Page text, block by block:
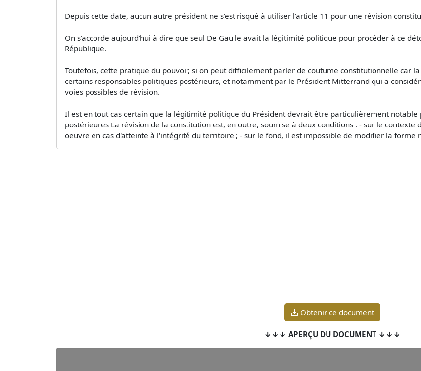
Depuis cette date, aucun autre président ne s'est risqué à utiliser l'article 11 pour une révision
On s'accorde aujourd'hui à dire que seul De Gaulle avait la légitimité politique pour procéder à ce
République.
Toutefois, cette pratique du pouvoir, si on peut difficilement parler de coutume constitutionnelle car
certains responsables politiques postérieurs, et notamment par le Président Mitterrand qui a
voies possibles de révision.
Il est en tout cas certain que la légitimité politique du Président devrait être particulièrement notable
postérieures La révision de la constitution est, en outre, soumise à deux conditions : - sur le
oeuvre en cas d'atteinte à l'intégrité du territoire ; - sur le fond, il est impossible de modifier la forme
Obtenir ce document
↓↓↓ APERÇU DU DOCUMENT ↓↓↓